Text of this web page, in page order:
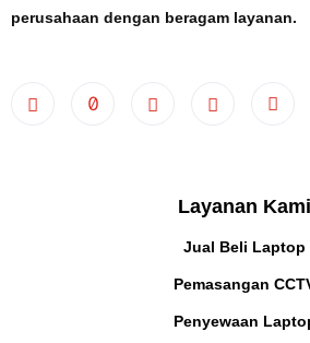
perusahaan dengan beragam layanan.
Layanan Kami
Jual Beli Laptop
Pemasangan
Penyewaan